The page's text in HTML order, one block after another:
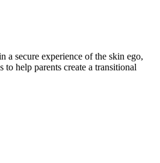
secure experience of the skin ego,
help parents create a transitional